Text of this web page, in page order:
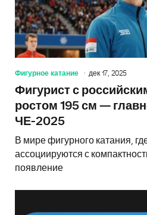
Фигурное катание дек 17, 2025
Фигурист с
ростом 195 см —
ЧЕ-2025
В мире фигурного катания,
ассоциируются с
появление